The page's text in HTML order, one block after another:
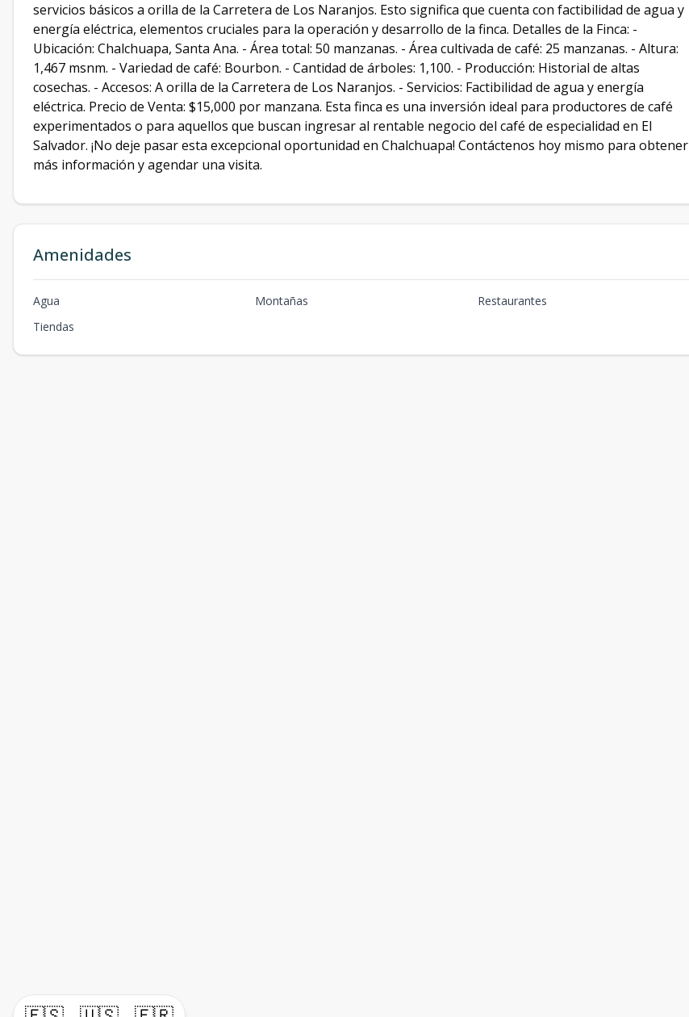
servicios básicos a orilla de la Carretera de Los Naranjos. Esto significa que cuenta con factibilidad de agua y
energía eléctrica, elementos cruciales para la operación y desarrollo de la finca. Detalles de la Finca: -
Ubicación: Chalchuapa, Santa Ana. - Área total: 50 manzanas. - Área cultivada de café: 25 manzanas. - Altura:
1,467 msnm. - Variedad de café: Bourbon. - Cantidad de árboles: 1,100. - Producción: Historial de altas
cosechas. - Accesos: A orilla de la Carretera de Los Naranjos. - Servicios: Factibilidad de agua y energía
eléctrica. Precio de Venta: $15,000 por manzana. Esta finca es una inversión ideal para productores de café
experimentados o para aquellos que buscan ingresar al rentable negocio del café de especialidad en El
Salvador. ¡No deje pasar esta excepcional oportunidad en Chalchuapa! Contáctenos hoy mismo para obtener
más información y agendar una visita.
Amenidades
Agua Montañas
Restaurantes
Tiendas